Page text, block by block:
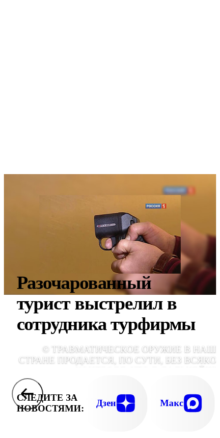
Разочарованный
турист выстрелил в
сотрудника турфирмы
© ТРАВМАТИЧЕСКОЕ ОРУЖИЕ В
СТРАНЕ ПРОДАЕТСЯ, ПО СУТИ, БЕЗ
КОНТРОЛЯ, ЧТО В
ПРОИСХОДИТ С ЭТИМ ПИСТОЛЕТОМ, ГДЕ
ПРИМЕНЯЕТСЯ, КАКИМИ
НИКТО НЕ
СЛЕДИТЕ ЗА
НОВОСТЯМИ:
Дзен Макс